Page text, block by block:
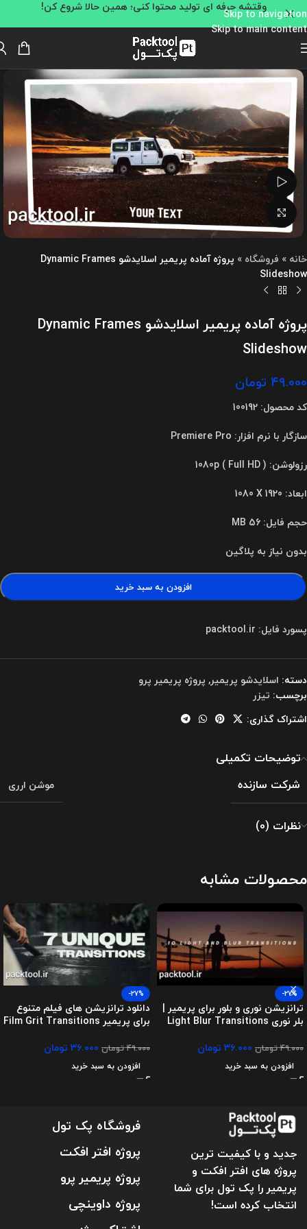
Skip to navigation
Skip to main content
وقتشه حرفه ای تولید محتوا کنی؛ همین حالا شروع کن!
تماشای ویدئو
بزرگنمایی تصویر
خانه » فروشگاه »
پروژه آماده پریمیر اسلایدشو Dynamic Frames
Slideshow
پروژه آماده پریمیر اسلایدشو Dynamic Frames
Slideshow
۴۹.۰۰۰ تومان
کد محصول: 100192
سازگار با نرم افزار: Premiere Pro
رزولوشن: 1080p ( Full HD )
ابعاد:
1080 X 1920
حجم فایل: 56 MB
بدون نیاز به پلاگین
افزودن به سبد خرید
پسورد فایل: packtool.ir
دسته: اسلایدشو پریمیر, پروژه پریمیر پرو
برچسب: تیزر
اشتراک گذاری:
توضیحات تکمیلی
شرکت سازنده
موشن ارری
نظرات (0)
محصولات مشابه
-27%
ترانزیشن نوری و بلور برای پریمیر |
بلر نوری Light Blur Transitions
۴۹.۰۰۰تومان ۳۶.۰۰۰ تومان
افزودن به سبد خرید
-27%
دانلود ترانزیشن های فیلم متنوع
برای پریمیر Film Grit Transitions
۴۹.۰۰۰تومان ۳۶.۰۰۰ تومان
افزودن به سبد خرید
جدید و با کیفیت ترین
پروژه های افتر افکت و
پریمیر را پک تول برای شما
انتخاب کرده است!
فروشگاه پک تول
پروژه افتر افکت
پروژه پریمیر پرو
پروژه داوینچی